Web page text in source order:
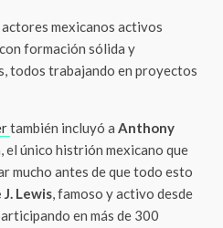
mexicanos activos
formación sólida y
todos trabajando en proyectos
también incluyó a Anthony
el único histrión mexicano que
mucho antes de que todo esto
Lewis, famoso y activo desde
en más de 300